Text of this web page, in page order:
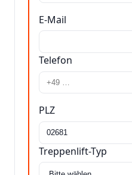
E-Mail
Telefon
PLZ
Treppenlift-Typ